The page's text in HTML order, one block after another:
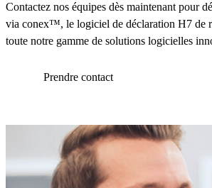
Contactez nos équipes dès maintenant pour
via conex™, le logiciel de déclaration H7 de
toute notre gamme de solutions logicielles
Prendre contact